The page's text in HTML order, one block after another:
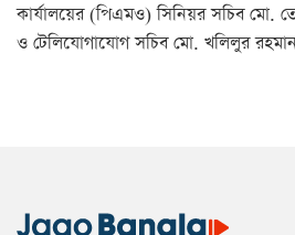
কার্যালয়ের (পিএমও) সিনিয়র সচিব মো.
ও টেলিযোগাযোগ সচিব মো. খলিলুর রহমান